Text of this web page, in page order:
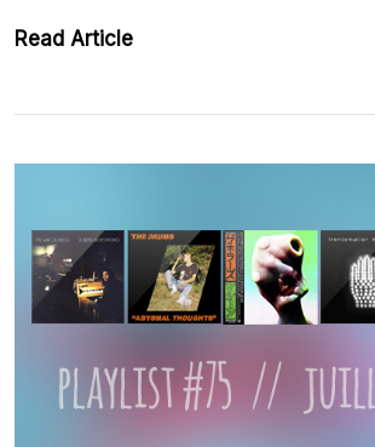
Read Article